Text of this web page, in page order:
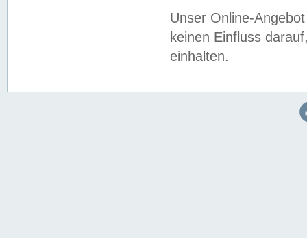
Unser Online-
keinen Einfluss
einhalten.